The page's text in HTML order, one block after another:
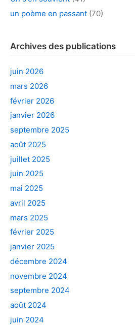
un poème en passant (70)
Archives des publications
juin 2026
mars 2026
février 2026
janvier 2026
septembre 2025
août 2025
juillet 2025
juin 2025
mai 2025
avril 2025
mars 2025
février 2025
janvier 2025
décembre 2024
novembre 2024
septembre 2024
août 2024
juin 2024